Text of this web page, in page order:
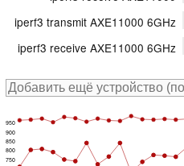
iperf3 transmit AXE11000 6GHz
iperf3 receive AXE11000 6GHz
750
800
850
900
950